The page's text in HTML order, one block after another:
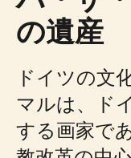
の遺産
ドイツの文
マルは、ド
する画家で